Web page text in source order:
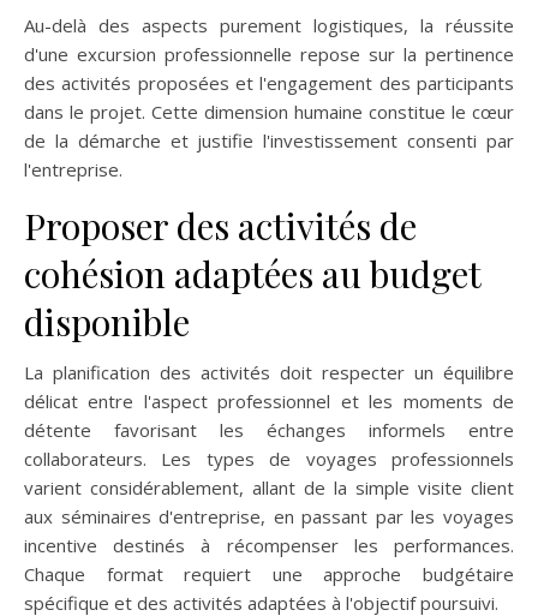
Au-delà des aspects purement logistiques, la réussite
d'une excursion professionnelle repose sur la pertinence
des activités proposées et l'engagement des participants
dans le projet. Cette dimension humaine constitue le cœur
de la démarche et justifie l'investissement consenti par
l'entreprise.
Proposer des activités de
cohésion adaptées au budget
disponible
La planification des activités doit respecter un équilibre
délicat entre l'aspect professionnel et les moments de
détente favorisant les échanges informels entre
collaborateurs. Les types de voyages professionnels
varient considérablement, allant de la simple visite client
aux séminaires d'entreprise, en passant par les voyages
incentive destinés à récompenser les performances.
Chaque format requiert une approche budgétaire
spécifique et des activités adaptées à l'objectif poursuivi.